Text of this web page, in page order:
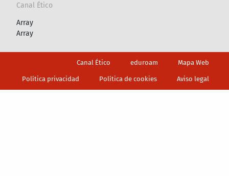
Canal Ético
Array
Array
Canal Ético eduroam Mapa Web
Política privacidad Política de cookies Aviso legal